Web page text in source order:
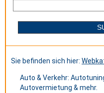
Sie befinden sich hier:
Auto & Verkehr:
Autovermietung & mehr.